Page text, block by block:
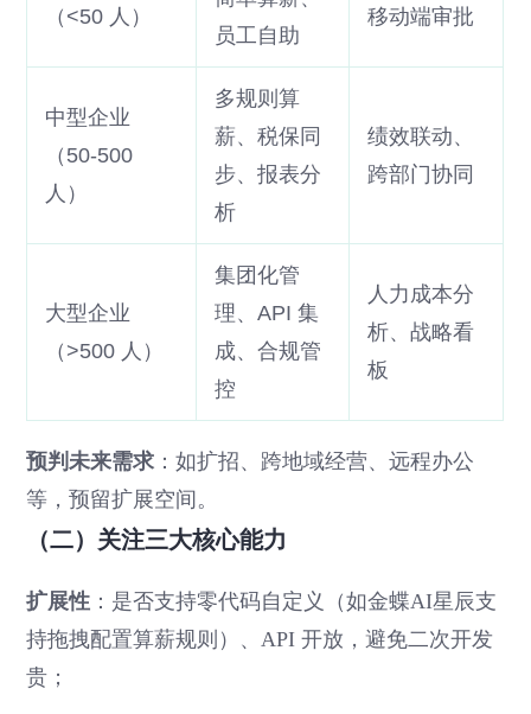
（<50 人）
员工自助
移动端审批
中型企业
（50-500
人）
多规则算
薪、税保同
步、报表分
析
绩效联动、
跨部门协同
大型企业
（>500 人）
集团化管
理、API 集
成、合规管
控
人力成本分
析、战略看
板
预判未来需求 ：如扩招、跨地域经营、远程办公
等，预留扩展空间。
（二）关注三大核心能力
扩展性 ：是否支持零代码自定义（如金蝶AI星辰支
持拖拽配置算薪规则）、API 开放，避免二次开发
贵；